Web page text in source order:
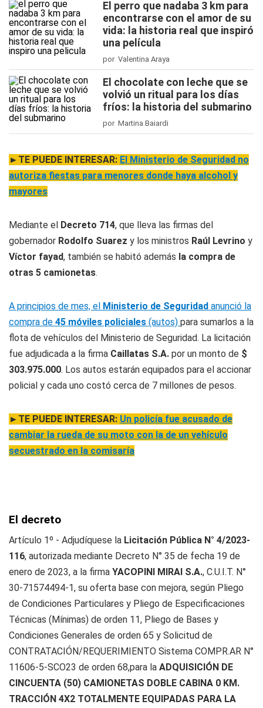
El perro que nadaba 3 km para
encontrarse con el amor de su
vida: la historia real que inspiró
una película
por Valentina Araya
El chocolate con leche que se
volvió un ritual para los días
fríos: la historia del submarino
por Martina Baiardi
►TE PUEDE INTERESAR: El Ministerio de Seguridad no
autoriza fiestas para menores donde haya alcohol y
mayores
Mediante el Decreto 714, que lleva las firmas del
gobernador Rodolfo Suarez y los ministros Raúl Levrino y
Víctor fayad, también se habitó además la compra de
otras 5 camionetas.
A principios de mes, el Ministerio de Seguridad anunció la
compra de 45 móviles policiales (autos) para sumarlos a la
flota de vehículos del Ministerio de Seguridad. La licitación
fue adjudicada a la firma Caillatas S.A. por un monto de $
303.975.000. Los autos estarán equipados para el accionar
policial y cada uno costó cerca de 7 millones de pesos.
►TE PUEDE INTERESAR: Un policía fue acusado de
cambiar la rueda de su moto con la de un vehículo
secuestrado en la comisaría
El decreto
Artículo 1º - Adjudíquese la Licitación Pública N° 4/2023-
116, autorizada mediante Decreto N° 35 de fecha 19 de
enero de 2023, a la firma YACOPINI MIRAI S.A., C.U.I.T. N°
30-71574494-1, su oferta base con mejora, según Pliego
de Condiciones Particulares y Pliego de Especificaciones
Técnicas (Mínimas) de orden 11, Pliego de Bases y
Condiciones Generales de orden 65 y Solicitud de
CONTRATACIÓN/REQUERIMIENTO Sistema COMPR.AR N°
11606-5-SCO23 de orden 68,para la ADQUISICIÓN DE
CINCUENTA (50) CAMIONETAS DOBLE CABINA 0 KM.
TRACCIÓN 4X2 TOTALMENTE EQUIPADAS PARA LA